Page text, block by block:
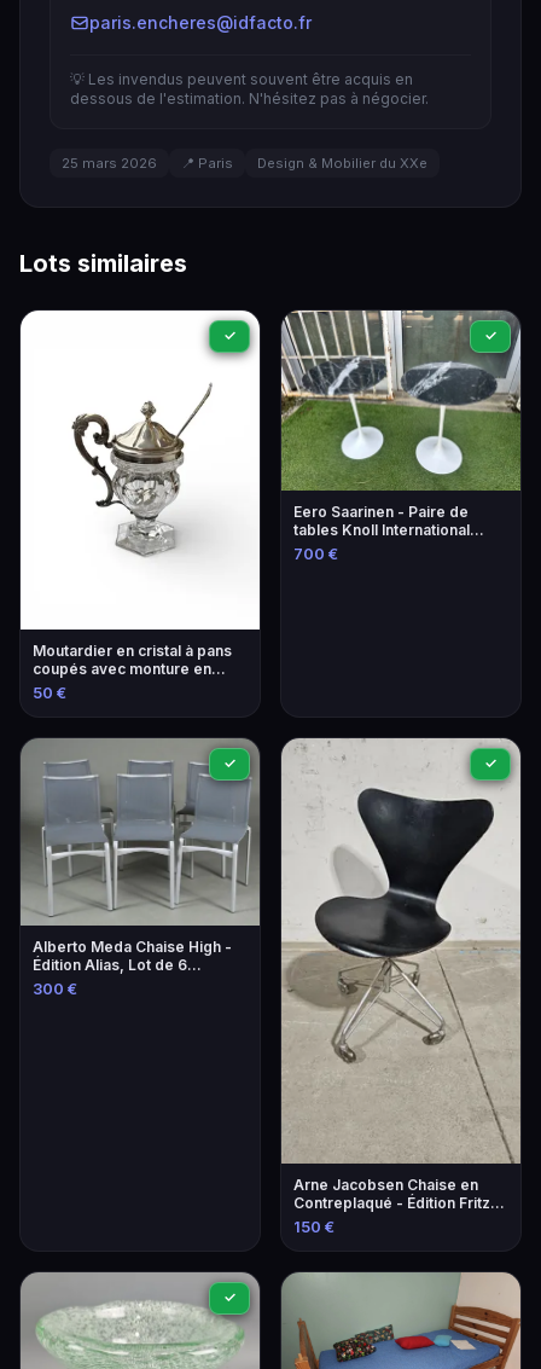
paris.encheres@idfacto.fr
💡 Les invendus peuvent souvent être acquis en
dessous de l'estimation. N'hésitez pas à négocier.
25 mars 2026 📍 Paris Design & Mobilier du XXe
Lots similaires
✓
Moutardier en cristal à pans
coupés avec monture en
argent
50 €
✓
Eero Saarinen - Paire de
tables Knoll International
Design XXe
700 €
✓
Alberto Meda Chaise High -
Édition Alias, Lot de 6
Chaises Design
300 €
✓
Arne Jacobsen Chaise en
Contreplaqué - Édition Fritz
Hansen
150 €
✓